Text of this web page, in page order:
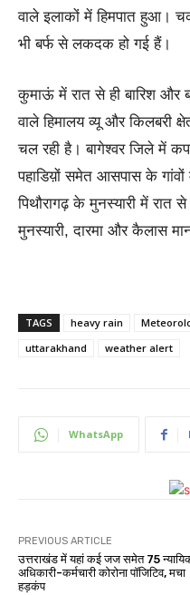
वाले इलाकों में हिमपात हुआ।
भी बर्फ से लकदक हो गई हैं।
कुमाऊं में रात से ही बारिश और
वाले हिमालय व्यू और किलबरी
चल रही है। बागेश्वर जिले में
पहाडिय़ों समेत आसपास के गांवों
पिथौरागढ़ के मुनस्यारी में रात
मुनस्यारी, दारमा और कैलास
TAGS heavy rain
uttarakhand
weather alert
WhatsApp
PREVIOUS ARTICLE
उत्तराखंड में यहां कई जज समेत 75
अधिकारी-कर्मचारी कोरोना पॉजिटिव, मचा
हड़कंप